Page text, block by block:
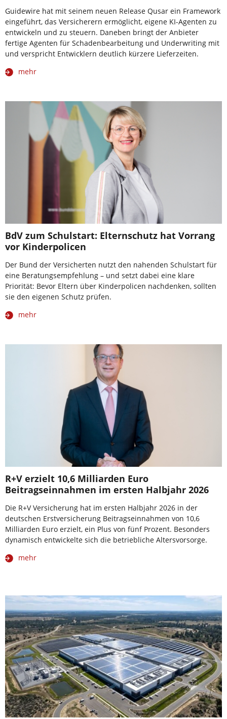
Guidewire hat mit seinem neuen Release Qusar ein Framework
eingeführt, das Versicherern ermöglicht, eigene KI-Agenten zu
entwickeln und zu steuern. Daneben bringt der Anbieter
fertige Agenten für Schadenbearbeitung und Underwriting mit
und verspricht Entwicklern deutlich kürzere Lieferzeiten.
mehr
BdV zum Schulstart: Elternschutz hat Vorrang
vor Kinderpolicen
Der Bund der Versicherten nutzt den nahenden Schulstart für
eine Beratungsempfehlung – und setzt dabei eine klare
Priorität: Bevor Eltern über Kinderpolicen nachdenken, sollten
sie den eigenen Schutz prüfen.
mehr
R+V erzielt 10,6 Milliarden Euro
Beitragseinnahmen im ersten Halbjahr 2026
Die R+V Versicherung hat im ersten Halbjahr 2026 in der
deutschen Erstversicherung Beitragseinnahmen von 10,6
Milliarden Euro erzielt, ein Plus von fünf Prozent. Besonders
dynamisch entwickelte sich die betriebliche Altersvorsorge.
mehr